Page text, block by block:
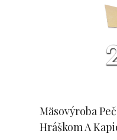
Mäsovýroba
Hráškom A